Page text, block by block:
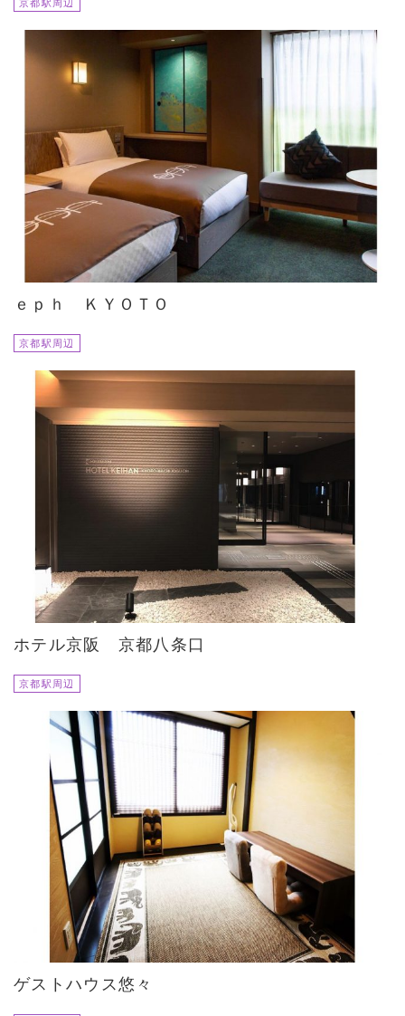
ｅｐｈ ＫＹＯＴＯ
京都駅周辺
ホテル京阪 京都八条口
京都駅周辺
ゲストハウス悠々